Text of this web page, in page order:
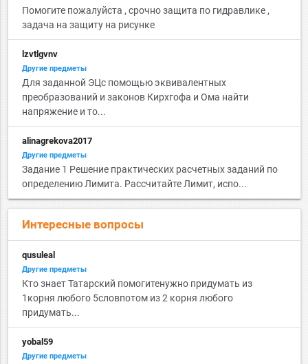
Помогите пожалуйста , срочно защита по гидравлике ,
задача на защиту на рисунке
lzvtlgvnv
Другие предметы
Для заданной ЭЦс помощью эквивалентных
преобразований и законов Кирхгофа и Ома найти
напряжение и то...
alinagrekova2017
Другие предметы
Задание 1 Решение практических расчетных заданий по
определению Лимита. Рассчитайте Лимит, испо...
Интересные вопросы
qusuleal
Другие предметы
Кто знает Татарский помогитенужно придумать из
1корня любого 5словпотом из 2 корня любого
придумать...
yobal59
Другие предметы